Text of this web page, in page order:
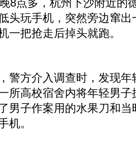
点多，杭州下沙附近的
头玩手机，突然旁边窜
一把抢走后掉头就跑。
方介入调查时，发现年
所高校宿舍内将年轻男
男子作案用的水果刀和
机。